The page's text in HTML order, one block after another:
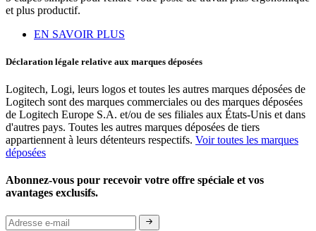
et plus productif.
EN SAVOIR PLUS
Déclaration légale relative aux marques déposées
Logitech, Logi, leurs logos et toutes les autres marques déposées de
Logitech sont des marques commerciales ou des marques déposées
de Logitech Europe S.A. et/ou de ses filiales aux États-Unis et dans
d'autres pays. Toutes les autres marques déposées de tiers
appartiennent à leurs détenteurs respectifs. Voir toutes les marques
déposées
Abonnez-vous pour recevoir votre offre spéciale et vos
avantages exclusifs.